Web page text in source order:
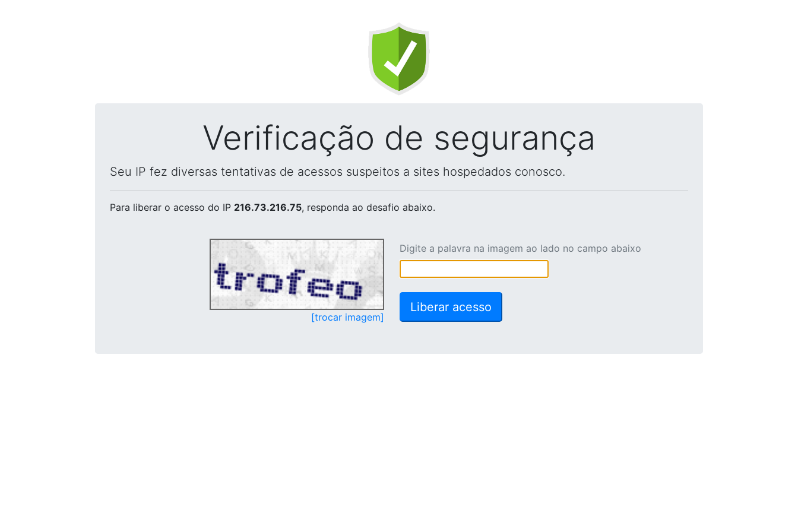
Verificação de segurança
Seu IP fez diversas tentativas de acessos suspeitos a sites hospedados conosco.
Para liberar o acesso do IP 216.73.216.75, responda ao desafio abaixo.
[trocar imagem]
Digite a palavra na imagem ao lado no campo abaixo